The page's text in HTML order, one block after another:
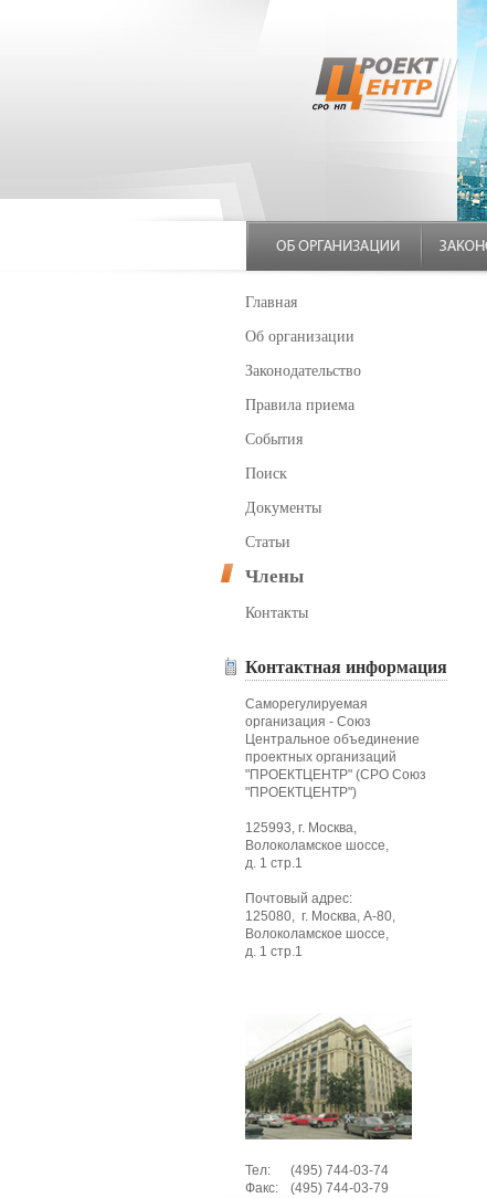
Главная
Об организации
Законодательство
Правила приема
События
Поиск
Документы
Статьи
Члены
Контакты
Контактная информация
Саморегулируемая
организация - Союз
Центральное объединение
проектных организаций
"ПРОЕКТЦЕНТР" (СРО Союз
"ПРОЕКТЦЕНТР")
125993, г. Москва,
Волоколамское шоссе,
д. 1 стр.1
Почтовый адрес:
125080, г. Москва, А-80,
Волоколамское шоссе,
д. 1 стр.1
Тел: (495) 744-03-74
Факс:
(495) 744-03-79